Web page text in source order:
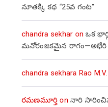
నూతక్కి కథ “25వ గంట”
chandra sekhar onఒక
మనోరంజకమైన రాగం—అభేరి
chandra sekhara Rao M.V.
రమణమూర్తి onనారి